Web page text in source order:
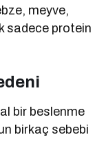
meyve,
sadece protein
bir beslenme
birkaç sebebi